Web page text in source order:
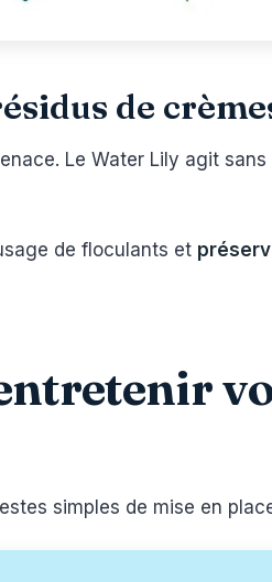
de
Le Water Lily agit
de floculants et
simples de mise en